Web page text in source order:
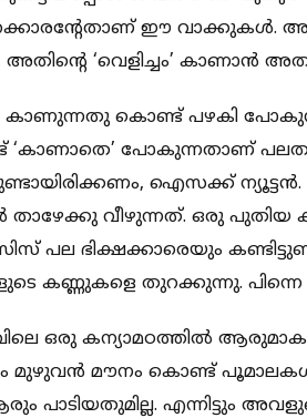
ഈ വാക്കുകള്‍. അതു
അതിന്റെ ‘വെളിച്ചം’ കാണാന്‍
കാണുന്നതു കൊണ്ട് പഴകി
‘കാണാതെ’ പോകുന്നതാണ്
ഐസക്ക്
താഴേക്കു വീഴുന്നത്. ഒരു
പല ഭിക്ഷക്കാരെയും
കണ്ണുകളെ തുറക്കുന്നു.
ഒരു കന്യാമഠത്തില്‍
മുഴുവന്‍ മൗനം കൊണ്ട്
പാടിയതുമില്ല. എന്നിട്ടും